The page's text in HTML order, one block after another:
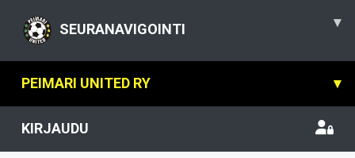
SEURANAVIGOINTI ▾
PEIMARI UNITED RY ▾
KIRJAUDU